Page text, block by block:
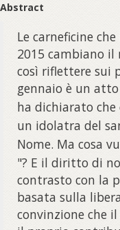
Abstract
Le carneficine
2015 cambiano il
così riflettere sui
gennaio è un atto
ha dichiarato
un idolatra del
Nome. Ma cosa
"? E il diritto di
contrasto con la
basata sulla
convinzione che